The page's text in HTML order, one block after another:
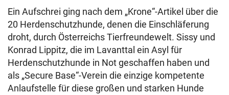
Ein Aufschrei ging nach dem „Krone“-Artikel über die
20 Herdenschutzhunde, denen die Einschläferung
droht, durch Österreichs Tierfreundewelt. Sissy und
Konrad Lippitz, die im Lavanttal ein Asyl für
Herdenschutzhunde in Not geschaffen haben und
als „Secure Base“-Verein die einzige kompetente
Anlaufstelle für diese großen und starken Hunde